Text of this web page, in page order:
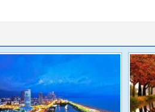
حدید ۱۱۰؛ نسخه سریع‌تر، پنهان‌کارتر و
مرگبارتر پهپادهای ایرانی | پهپاد انتحاری
جدید ایران چیست؟